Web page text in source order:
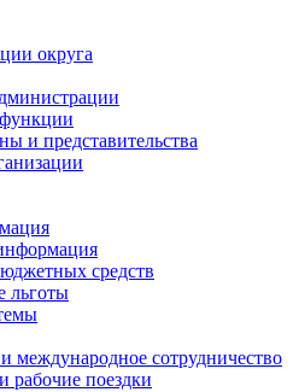
округа
и представительства
средств
льготы
международное сотрудничество
поездки